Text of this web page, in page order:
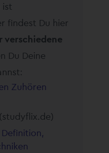
ist
findest Du hier
verschiedene
Du Deine
Zuhören
(studyflix.de)